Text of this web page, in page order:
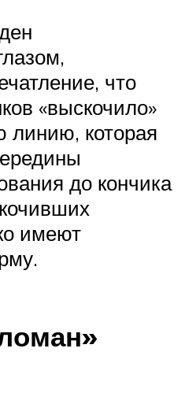
что
«выскочило»
линию, которая
до кончика
имеют